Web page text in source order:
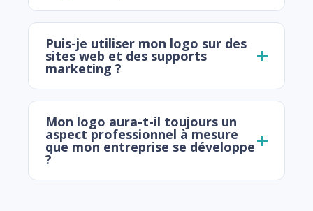
Puis-je utiliser mon logo sur des
sites web et des supports
marketing ?
Mon logo aura-t-il toujours un
aspect professionnel à mesure
que mon entreprise se développe
?